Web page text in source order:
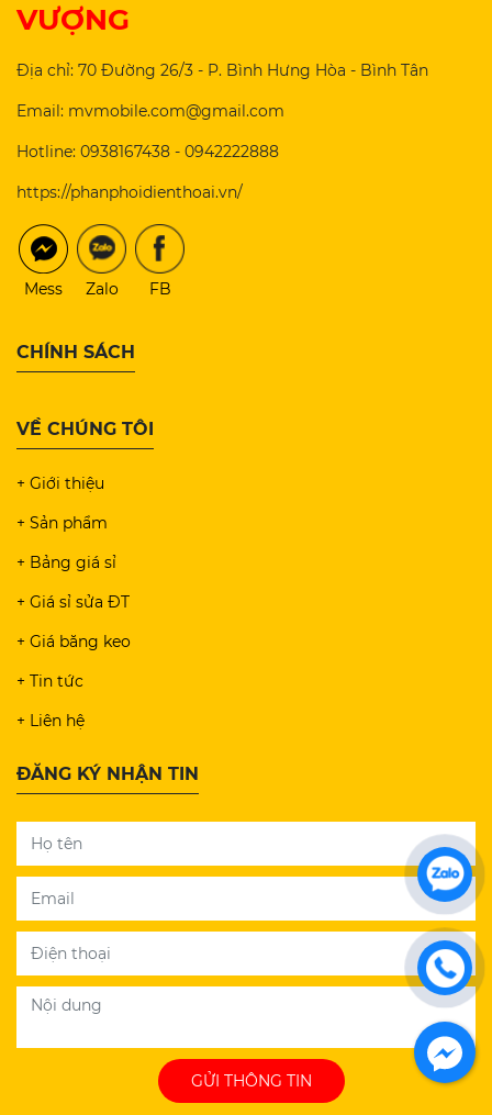
VƯỢNG
Địa chỉ: 70 Đường 26/3 - P. Bình Hưng Hòa - Bình Tân
Email: mvmobile.com@gmail.com
Hotline: 0938167438 - 0942222888
https://phanphoidienthoai.vn/
Mess Zalo FB
CHÍNH SÁCH
VỀ CHÚNG TÔI
+ Giới thiệu
+ Sản phẩm
+ Bảng giá sỉ
+ Giá sỉ sửa ĐT
+ Giá băng keo
+ Tin tức
+ Liên hệ
ĐĂNG KÝ NHẬN TIN